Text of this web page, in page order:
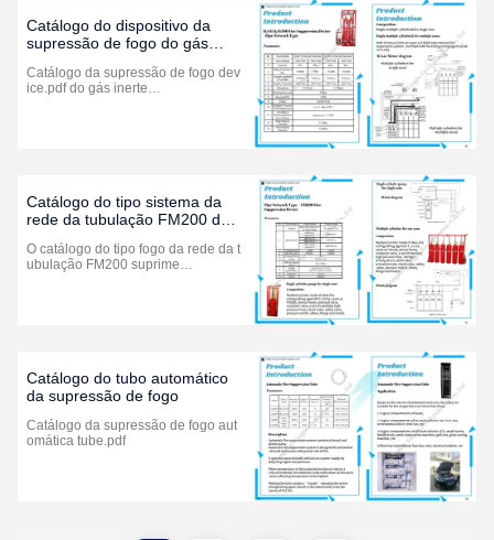
Catálogo do dispositivo da
supressão de fogo do gás
Catálogo da supressão de fogo dev
ice.pdf do gás inerte…
Catálogo do tipo sistema da
rede da tubulação FM200 de
O catálogo do tipo fogo da rede da t
ubulação FM200 suprime…
Catálogo do tubo automático
da supressão de fogo
Catálogo da supressão de fogo aut
omática tube.pdf